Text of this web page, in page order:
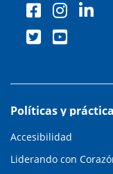
Políticas y
Accesibilidad
Liderando con